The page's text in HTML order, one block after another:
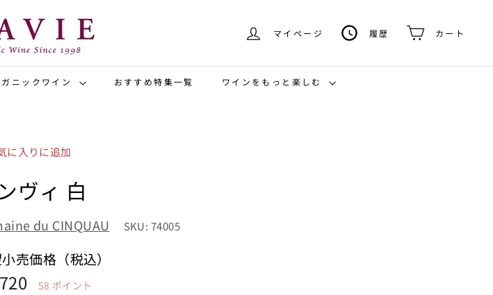
オ
ー
ガ
ニ
ッ
イ
ン
専
門
店
マ
ヴ
ィ
マイページ 履歴 カート
ニックワイン おすすめ特集一覧 ワインをもっと楽しむ
に入りに追加
ヴィ 白
du CINQUAU SKU: 74005
売価格（税込）
¥5,720
58 ポイント